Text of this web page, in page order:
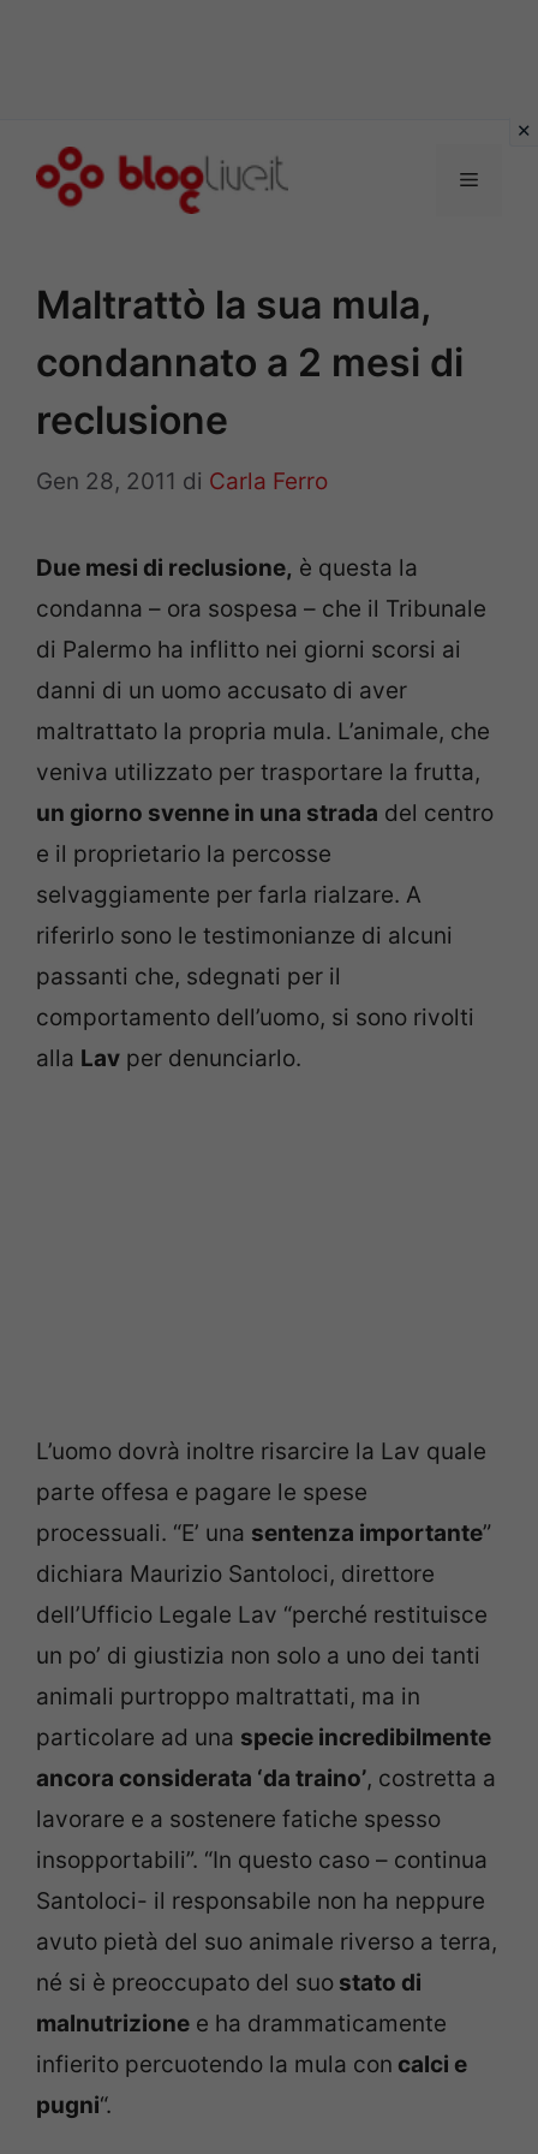
Menu
Maltrattò la sua mula,
condannato a 2 mesi di
reclusione
Gen 28, 2011 di Carla Ferro
Due mesi di reclusione, è questa la
condanna – ora sospesa – che il Tribunale
di Palermo ha inflitto nei giorni scorsi ai
danni di un uomo accusato di aver
maltrattato la propria mula. L’animale, che
veniva utilizzato per trasportare la frutta,
un giorno svenne in una strada del centro
e il proprietario la percosse
selvaggiamente per farla rialzare. A
riferirlo sono le testimonianze di alcuni
passanti che, sdegnati per il
comportamento dell’uomo, si sono rivolti
alla Lav per denunciarlo.
L’uomo dovrà inoltre risarcire la Lav quale
parte offesa e pagare le spese
processuali. “E’ una sentenza importante”
dichiara Maurizio Santoloci, direttore
dell’Ufficio Legale Lav “perché restituisce
un po’ di giustizia non solo a uno dei tanti
animali purtroppo maltrattati, ma in
particolare ad una specie incredibilmente
ancora considerata ‘da traino’, costretta a
lavorare e a sostenere fatiche spesso
insopportabili”. “In questo caso – continua
Santoloci- il responsabile non ha neppure
avuto pietà del suo animale riverso a terra,
né si è preoccupato del suo stato di
malnutrizione e ha drammaticamente
infierito percuotendo la mula con calci e
pugni“.